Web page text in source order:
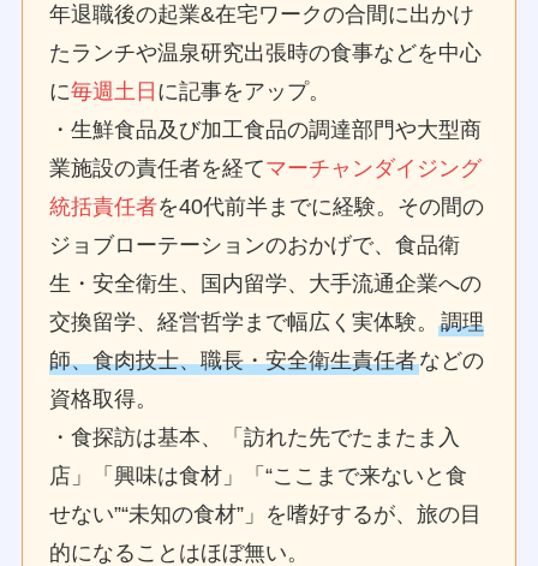
年退職後の起業&在宅ワークの合間に出かけ
たランチや温泉研究出張時の食事などを中心
に毎週土日 に記事をアップ。
・生鮮食品及び加工食品の調達部門や大型商
業施設の責任者を経てマーチャンダイジング
統括責任者を40代前半までに経験。その間の
ジョブローテーションのおかげで、食品衛
生・安全衛生、国内留学、大手流通企業への
交換留学、経営哲学まで幅広く実体験。調理
師、食肉技士、職長・安全衛生責任者などの
資格取得。
・食探訪は基本、「訪れた先でたまたま入
店」「興味は食材」「“ここまで来ないと食
せない”“未知の食材”」を嗜好するが、旅の目
的になることはほぼ無い。